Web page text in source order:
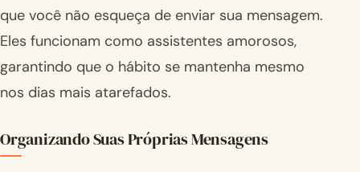
que você não esqueça de enviar sua mensagem.
Eles funcionam como assistentes amorosos,
garantindo que o hábito se mantenha mesmo
nos dias mais atarefados.
Organizando Suas Próprias Mensagens